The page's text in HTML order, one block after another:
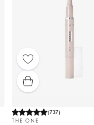
(737)
THE ONE